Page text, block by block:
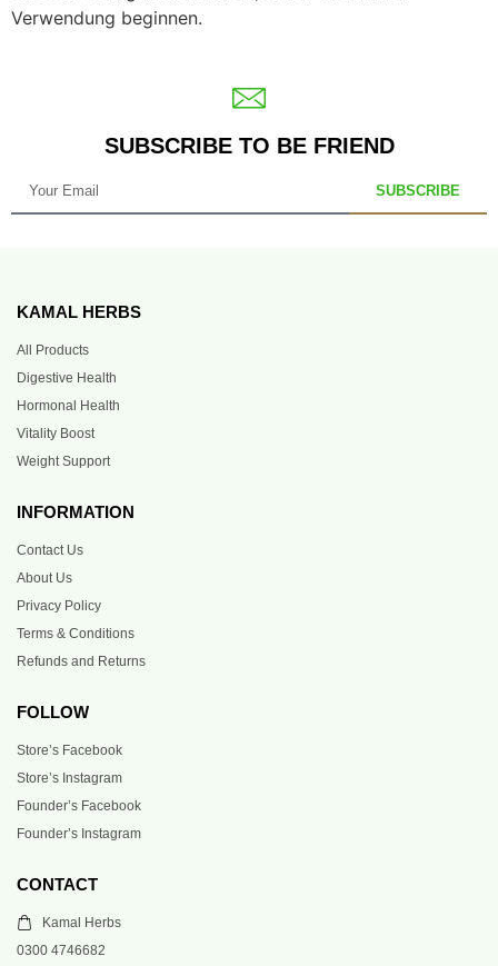
Verwendung beginnen.
SUBSCRIBE TO BE FRIEND
SUBSCRIBE
KAMAL HERBS
All Products
Digestive Health
Hormonal Health
Vitality Boost
Weight Support
INFORMATION
Contact Us
About Us
Privacy Policy
Terms & Conditions
Refunds and Returns
FOLLOW
Store’s Facebook
Store’s Instagram
Founder’s Facebook
Founder’s Instagram
CONTACT
Kamal Herbs
0300 4746682